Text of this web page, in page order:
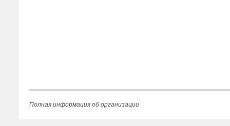
Полная информация об организации